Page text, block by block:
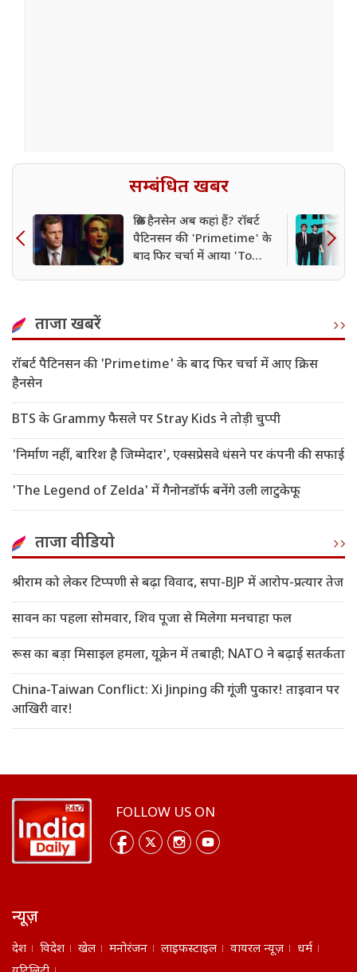
सम्बंधित खबर
क्रिस हैनसेन अब कहां हैं? रॉबर्ट
पैटिनसन की 'Primetime' के
बाद फिर चर्चा में आया 'To
ताजा खबरें
रॉबर्ट पैटिनसन की 'Primetime' के बाद फिर चर्चा में आए क्रिस
हैनसेन
BTS के Grammy फैसले पर Stray Kids ने तोड़ी चुप्पी
'निर्माण नहीं, बारिश है जिम्मेदार', एक्सप्रेसवे धंसने पर कंपनी की सफाई
'The Legend of Zelda' में गैनोनडॉर्फ बनेंगे उली लाटुकेफू
ताजा वीडियो
श्रीराम को लेकर टिप्पणी से बढ़ा विवाद, सपा-BJP में आरोप-प्रत्यार तेज
सावन का पहला सोमवार, शिव पूजा से मिलेगा मनचाहा फल
रूस का बड़ा मिसाइल हमला, यूक्रेन में तबाही; NATO ने बढ़ाई सतर्कता
China-Taiwan Conflict: Xi Jinping की गूंजी पुकार! ताइवान पर
आखिरी वार!
FOLLOW US ON
न्यूज़
देश विदेश खेल मनोरंजन लाइफस्टाइल वायरल न्यूज़
धर्म